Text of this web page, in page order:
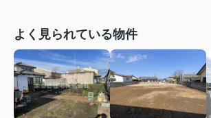
よく見られている物件